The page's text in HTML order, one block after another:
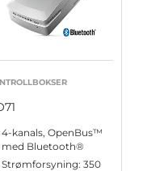
4-kanals, OpenBus™
med Bluetooth®
Strømforsyning: 350